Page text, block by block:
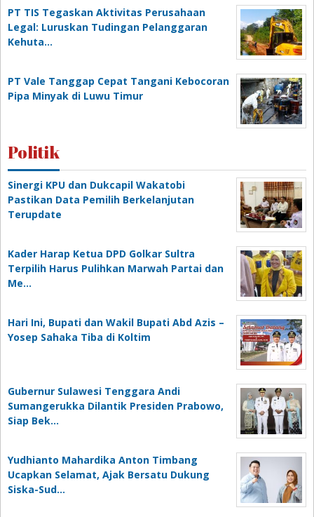
PT TIS Tegaskan Aktivitas Perusahaan
Legal: Luruskan Tudingan Pelanggaran
Kehuta…
PT Vale Tanggap Cepat Tangani Kebocoran
Pipa Minyak di Luwu Timur
Politik
Sinergi KPU dan Dukcapil Wakatobi
Pastikan Data Pemilih Berkelanjutan
Terupdate
Kader Harap Ketua DPD Golkar Sultra
Terpilih Harus Pulihkan Marwah Partai dan
Me…
Hari Ini, Bupati dan Wakil Bupati Abd Azis –
Yosep Sahaka Tiba di Koltim
Gubernur Sulawesi Tenggara Andi
Sumangerukka Dilantik Presiden Prabowo,
Siap Bek…
Yudhianto Mahardika Anton Timbang
Ucapkan Selamat, Ajak Bersatu Dukung
Siska-Sud…